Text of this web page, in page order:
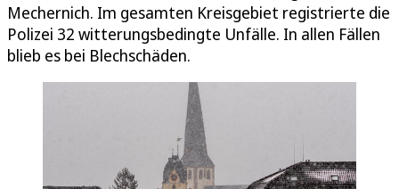
Mechernich. Im gesamten Kreisgebiet registrierte die
Polizei 32 witterungsbedingte Unfälle. In allen Fällen
blieb es bei Blechschäden.